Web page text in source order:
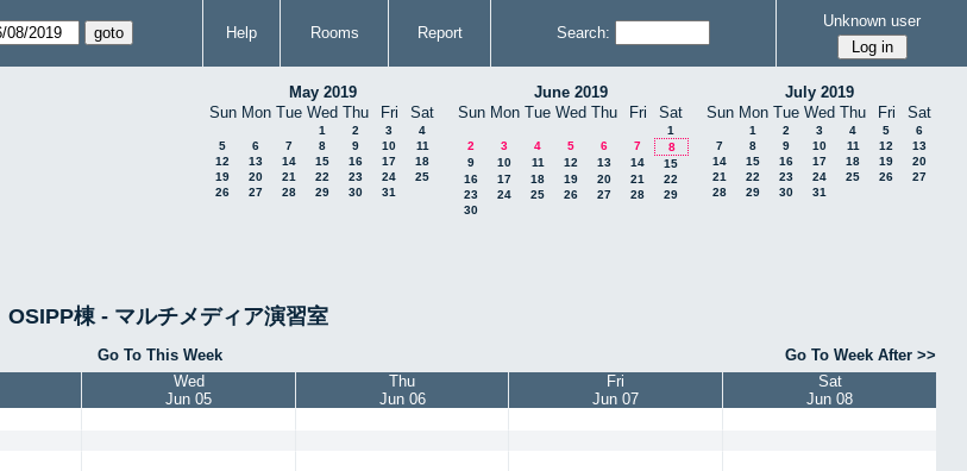
Help Rooms Report Search:
Unknown user
May 2019
Sun Mon Tue Wed Thu Fri Sat
1 2 3
4
5
6 7 8 9 10
11
12
13 14 15 16 17
18
19
20 21 22 23 24
25
26
27 28 29 30 31
June 2019
Sun Mon Tue Wed Thu Fri Sat
1
2
3 4 5 6 7
8
9
10 11 12 13 14
15
16
17 18 19 20 21
22
23
24 25 26 27 28
29
30
July 2019
Sun Mon Tue Wed Thu Fri Sat
1 2 3 4 5
6
7
8 9 10 11 12
13
14
15 16 17 18 19
20
21
22 23 24 25 26
27
28
29 30 31
OSIPP棟 - マルチメディア演習室
Go To This Week Go To Week After >>
Wed
Jun 05
Thu
Jun 06
Fri
Jun 07
Sat
Jun 08